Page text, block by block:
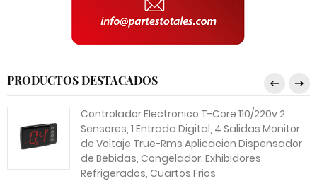
PRODUCTOS DESTACADOS
Controlador Electronico T-Core 110/220v 2
Sensores, 1 Entrada Digital, 4 Salidas Monitor
de Voltaje True-Rms Aplicacion Dispensador
de Bebidas, Congelador, Exhibidores
Refrigerados, Cuartos Frios